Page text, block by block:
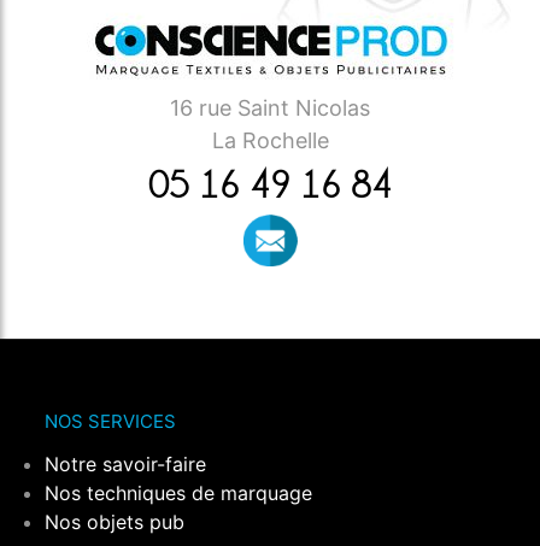
16 rue Saint Nicolas
La Rochelle
05 16 49 16 84
NOS SERVICES
Notre savoir-faire
Nos techniques de marquage
Nos objets pub